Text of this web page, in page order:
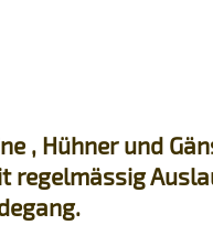
, Hühner und
regelmässig